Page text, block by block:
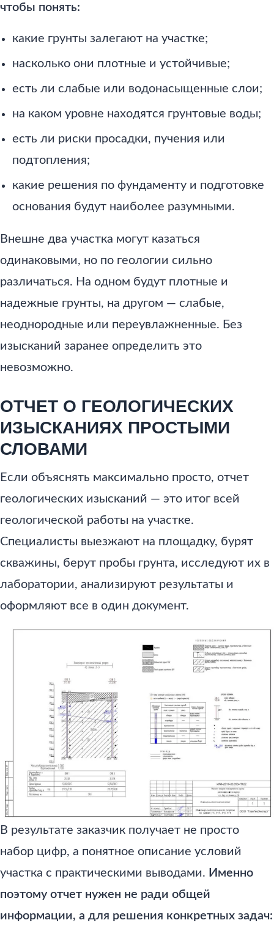
чтобы понять:
какие грунты залегают на участке;
насколько они плотные и устойчивые;
есть ли слабые или водонасыщенные слои;
на каком уровне находятся грунтовые воды;
есть ли риски просадки, пучения или
подтопления;
какие решения по фундаменту и подготовке
основания будут наиболее разумными.
Внешне два участка могут казаться
одинаковыми, но по геологии сильно
различаться. На одном будут плотные и
надежные грунты, на другом — слабые,
неоднородные или переувлажненные. Без
изысканий заранее определить это
невозможно.
ОТЧЕТ О ГЕОЛОГИЧЕСКИХ
ИЗЫСКАНИЯХ ПРОСТЫМИ
СЛОВАМИ
Если объяснять максимально просто, отчет
геологических изысканий — это итог всей
геологической работы на участке.
Специалисты выезжают на площадку, бурят
скважины, берут пробы грунта, исследуют их в
лаборатории, анализируют результаты и
оформляют все в один документ.
В результате заказчик получает не просто
набор цифр, а понятное описание условий
участка с практическими выводами. Именно
поэтому отчет нужен не ради общей
информации, а для решения конкретных задач: